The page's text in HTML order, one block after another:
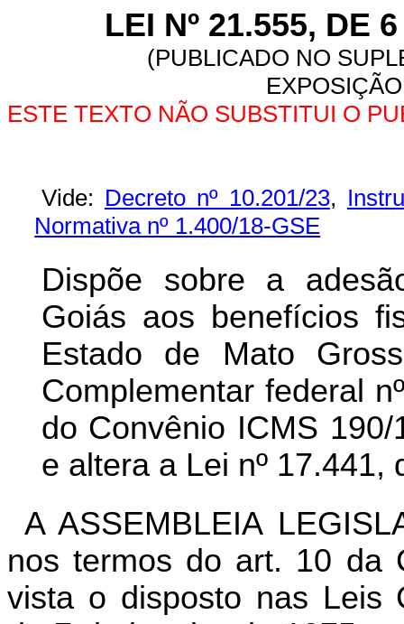
LEI Nº 21.555, DE
(PUBLICADO NO
ESTE TEXTO NÃO SUBSTITUI O
Vide: Decreto nº 10.201/23,
Normativa nº 1.400/18-GSE
Dispõe sobre a
Goiás aos benefícios
Estado de Mato
Complementar federal
do Convênio ICMS
e altera a Lei nº 17.441,
A ASSEMBLEIA
nos termos do art. 10 da
vista o disposto nas Leis